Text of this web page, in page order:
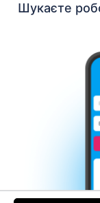
Шукаєте